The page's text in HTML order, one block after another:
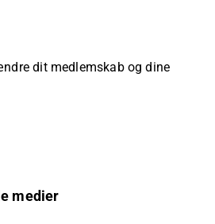
dit medlemskab og dine
medier